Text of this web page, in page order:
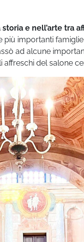
e nell’arte tra
importanti
ad alcune
affreschi del salone